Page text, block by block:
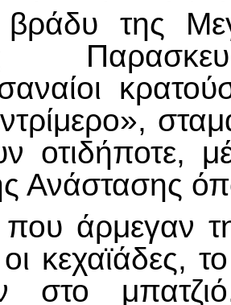
της
οτιδήποτε,
Ανάστασης
άρμεγαν
κεχαϊάδες,
στο